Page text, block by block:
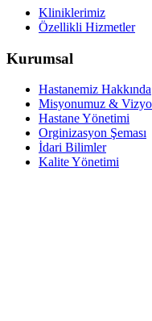
Kliniklerimiz
Özellikli Hizmetler
Kurumsal
Hastanemiz Hakkında
Misyonumuz &
Hastane Yönetimi
Orginizasyon Şeması
İdari Bilimler
Kalite Yönetimi